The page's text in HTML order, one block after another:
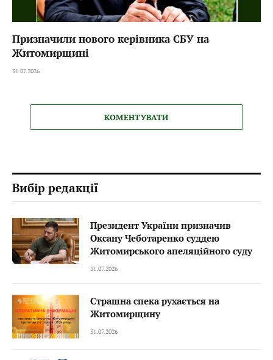
Призначили нового керівника СБУ на
Житомирщині
31.07.2026
КОМЕНТУВАТИ
Вибір редакції
Президент України призначив
Оксану Чеботаренко суддею
Житомирського апеляційного суду
31.07.2026
Страшна спека рухається на
Житомирщину
31.07.2026